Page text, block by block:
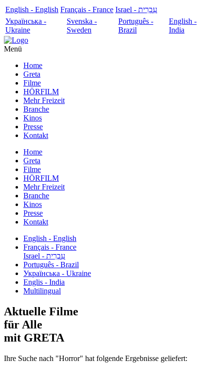
English - English Français - France
עִבְרִית - Israel
Українська -
Ukraine
Svenska -
Sweden
Português -
Brazil
English -
India
Menü
Home
Greta
Filme
HÖRFILM
Mehr Freizeit
Branche
Kinos
Presse
Kontakt
Home
Greta
Filme
HÖRFILM
Mehr Freizeit
Branche
Kinos
Presse
Kontakt
English - English
Français - France
עִבְרִית - Israel
Português - Brazil
Українська - Ukraine
Englis - India
Multilingual
Aktuelle Filme
für Alle
mit GRETA
Ihre Suche nach "Horror" hat folgende Ergebnisse geliefert: